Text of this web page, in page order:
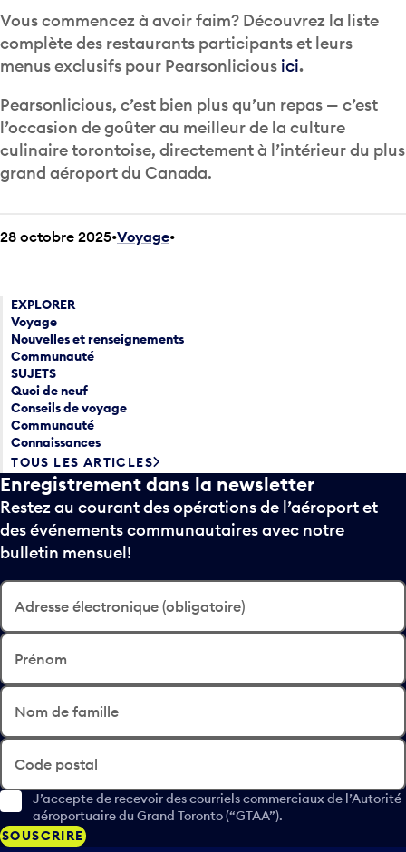
Vous commencez à avoir faim? Découvrez la liste
complète des restaurants participants et leurs
menus exclusifs pour Pearsonlicious ici.
Pearsonlicious, c’est bien plus qu’un repas — c’est
l’occasion de goûter au meilleur de la culture
culinaire torontoise, directement à l’intérieur du plus
grand aéroport du Canada.
28 octobre 2025 Voyage•
EXPLORER
Voyage
Nouvelles et renseignements
Communauté
SUJETS
Quoi de neuf
Conseils de voyage
Communauté
Connaissances
TOUS LES ARTICLES
Enregistrement dans la newsletter
Restez au courant des opérations de l’aéroport et
des événements communautaires avec notre
bulletin mensuel!
Adresse électronique (obligatoire)
Prénom
Nom de famille
Code postal
J’accepte de recevoir des courriels commerciaux de l’Autorité
aéroportuaire du Grand Toronto (“GTAA”).
SOUSCRIRE